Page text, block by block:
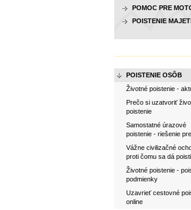
POMOC PRE
POISTENIE
POISTENIE OSÔB
Životné poistenie -
Prečo si uzatvoriť
poistenie
Samostatné úrazové
poistenie - riešenie
Vážne civilizačné
proti čomu sa dá
Životné poistenie -
podmienky
Uzavrieť cestovné
online